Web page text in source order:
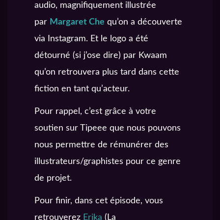
audio, magnifiquement illustrée
par Margaret Che qu’on a découverte
via Instagram. Et le logo a été
détourné (si j’ose dire) par Kwaam
qu’on retrouvera plus tard dans cette
fiction en tant qu’acteur.
Pour rappel, c’est grâce à votre
soutien sur Tipeee que nous pouvons
nous permettre de rémunérer des
illustrateurs/graphistes pour ce genre
de projet.
Pour finir, dans cet épisode, vous
retrouverez Erika (La